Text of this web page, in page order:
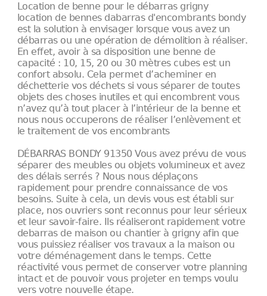
Location de benne pour le débarras grigny
location de bennes dabarras d'encombrants bondy
est la solution à envisager lorsque vous avez un
débarras ou une opération de démolition à réaliser.
En effet, avoir à sa disposition une benne de
capacité : 10, 15, 20 ou 30 mètres cubes est un
confort absolu. Cela permet d’acheminer en
déchetterie vos déchets si vous séparer de toutes
objets des choses inutiles et qui encombrent vous
n’avez qu’à tout placer à l’intérieur de la benne et
nous nous occuperons de réaliser l’enlèvement et
le traitement de vos encombrants
DÉBARRAS BONDY 91350 Vous avez prévu de vous
séparer des meubles ou objets volumineux et avez
des délais serrés ? Nous nous déplaçons
rapidement pour prendre connaissance de vos
besoins. Suite à cela, un devis vous est établi sur
place, nos ouvriers sont reconnus pour leur sérieux
et leur savoir-faire. Ils réaliseront rapidement votre
debarras de maison ou chantier à grigny afin que
vous puissiez réaliser vos travaux a la maison ou
votre déménagement dans le temps. Cette
réactivité vous permet de conserver votre planning
intact et de pouvoir vous projeter en temps voulu
vers votre nouvelle étape.